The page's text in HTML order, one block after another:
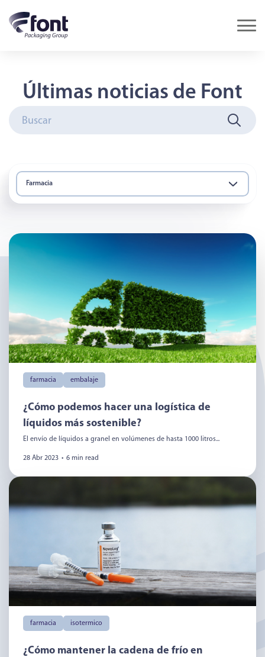
Últimas noticias de Font
Farmacia
farmacia embalaje
¿Cómo podemos hacer una logística de
líquidos más sostenible?
El envío de líquidos a granel en volúmenes de hasta 1000 litros...
28 Abr 2023 • 6 min read
farmacia isotermico
¿Cómo mantener la cadena de frío en